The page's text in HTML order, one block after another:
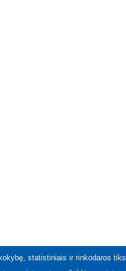
statistiniais ir rinkodaros